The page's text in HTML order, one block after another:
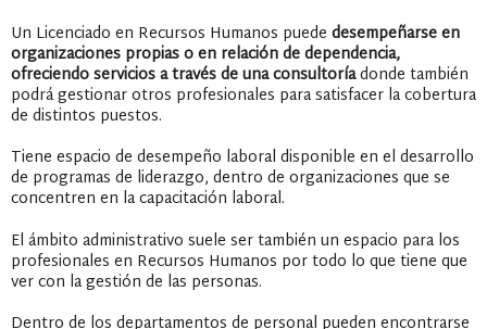
Un Licenciado en Recursos Humanos puede desempeñarse en
organizaciones propias o en relación de dependencia,
ofreciendo servicios a través de una consultoríadonde también
podrá gestionar otros profesionales para satisfacer la cobertura
de distintos puestos.
Tiene espacio de desempeño laboral disponible en el desarrollo
de programas de liderazgo, dentro de organizaciones que se
concentren en la capacitación laboral.
El ámbito administrativo suele ser también un espacio para los
profesionales en Recursos Humanos por todo lo que tiene que
ver con la gestión de las personas.